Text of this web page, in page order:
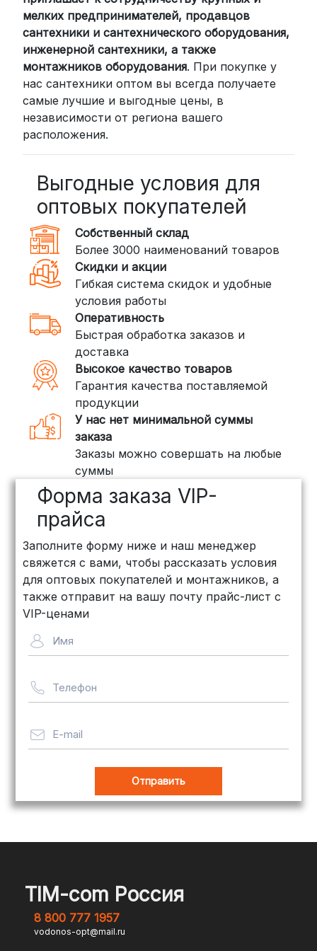
проверенными транспортными
компаниями:
СДЭК: Выбирайте доставку до
пункта выдачи (от 2 дней) или
курьером до двери (от 3 дней).
Стоимость начинается от300
рублей
пунктов выдачи или курьером.
Сроки — от 2 дней, стоимость — от
350 рублей
DPD: Международная служба
доставки, которая работает и
внутри России. Сроки — от 2 дней,
стоимость — от 400 рублей
3. Доставка крупногабаритных грузов
(ПЭК, КИТ, Байкал Сервис)
Если ваш заказ включает большие или
тяжелые товары, мы рекомендуем
воспользоваться услугами компаний,
специализирующихся на доставке
грузов:
ПЭК: Сроки доставки — от 3 до 10
дней, стоимость рассчитывается
индивидуально (минимум
рублей
объемных заказов. Сроки — от 3
дней, стоимость — от500 рублей
Байкал Сервис: Идеально подходит
для крупногабаритных товаров.
рассчитывается индивидуально
Важно! Мы заботимся о том, чтобы
целости и сохранности, независимо
от их размера.
максимально удобным и безопасным
для наших клиентов. Независимо от
того, являетесь ли вы физическим или
юридическим лицом, у вас есть
мелких предпринимателей, продавцов
сантехники и сантехнического оборудования,
инженерной сантехники, а также
монтажников оборудования. При покупке у
нас сантехники оптом вы всегда получаете
самые лучшие и выгодные цены, в
независимости от региона вашего
расположения.
Выгодные условия для
оптовых покупателей
Собственный склад
Более 3000 наименований товаров
Скидки и акции
Гибкая система скидок и удобные
условия работы
Оперативность
Быстрая обработка заказов и
доставка
Высокое качество товаров
Гарантия качества поставляемой
продукции
У нас нет минимальной суммы
заказа
Заказы можно совершать на любые
суммы
Форма заказа VIP-
прайса
Заполните форму ниже и наш менеджер
свяжется с вами, чтобы рассказать условия
для оптовых покупателей и монтажников, а
также отправит на вашу почту прайс-лист с
VIP-ценами
Имя
Телефон
E-mail
TIM-com Россия
8 800 777 1957
vodonos-opt@mail.ru